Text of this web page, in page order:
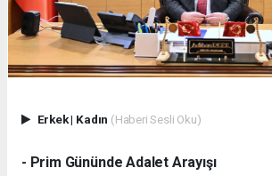
Erkek| Kadın (Haberi Sesli Oku)
- Prim Gününde Adalet Arayışı